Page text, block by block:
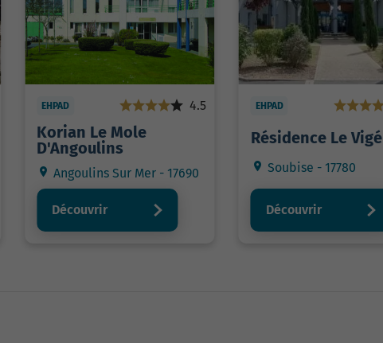
EHPAD 4.5
Korian Le Mole
D'Angoulins
Angoulins Sur Mer - 17690
Découvrir
EHPAD
Résidence Le Vigé
Soubise - 17780
Découvrir